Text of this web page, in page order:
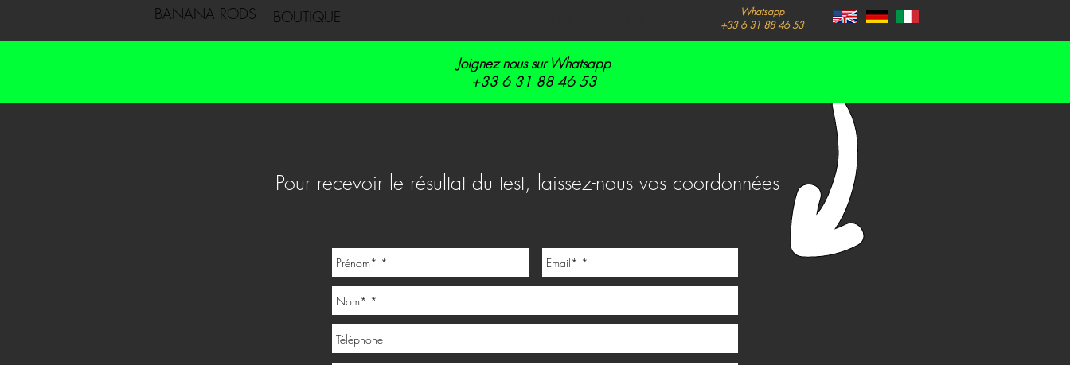
BANANA RODS BOUTIQUE
Whatsapp
+33 6 31 88 46 53
Joignez nous sur Whatsapp
+33 6 31 88 46 53
Pour recevoir le résultat du test, laissez-nous vos coordonnées